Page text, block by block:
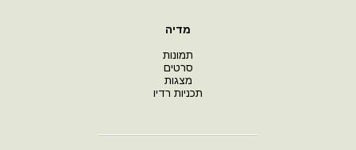
מדיה
תמונות
סרטים
מצגות
תכניות רדיו